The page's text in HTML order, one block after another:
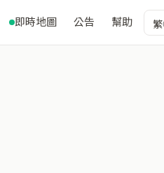
即時地圖 公告 幫助